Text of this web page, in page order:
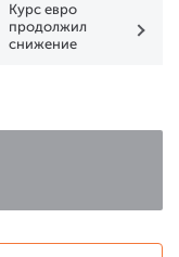
Курс евро
продолжил
снижение